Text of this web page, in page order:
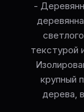
-
текстурой
крупный
дерева,